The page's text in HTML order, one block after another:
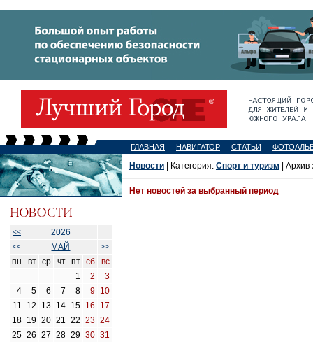
ГЛАВНАЯ НАВИГАТОР СТАТЬИ
<< 2026
<< МАЙ >>
пн вт ср чт пт сб
вс
1
2
3
4
5 6 7 8 9 10
11
12 13 14 15 16
17
18 19 20 21 22 23 24
25 26 27 28 29 30 31
Новости | Категория: Спорт и туризм | Архив
Нет новостей за выбранный период